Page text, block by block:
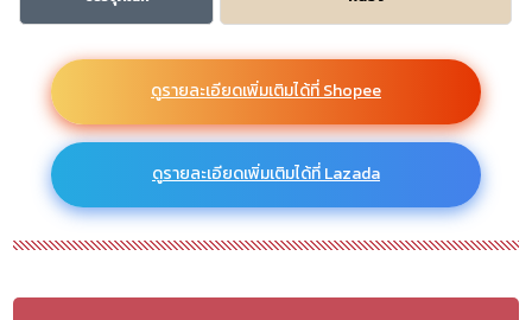
ดูรายละเอียดเพิ่มเติมได้ที่ Shopee
ดูรายละเอียดเพิ่มเติมได้ที่ Lazada